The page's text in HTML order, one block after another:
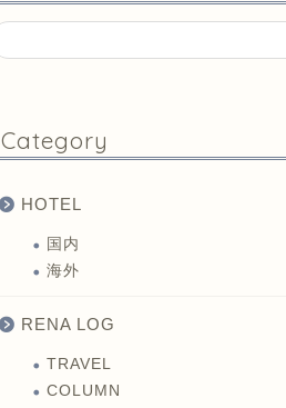
Category
HOTEL
国内
海外
RENA LOG
TRAVEL
COLUMN